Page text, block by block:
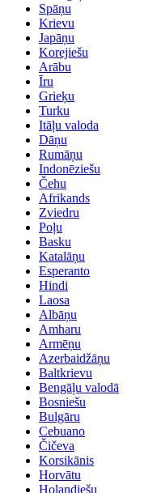
Spāņu
Krievu
Japāņu
Korejiešu
Arābu
Īru
Grieķu
Turku
Itāļu valoda
Dāņu
Rumāņu
Indonēziešu
Čehu
Afrikands
Zviedru
Poļu
Basku
Katalāņu
Esperanto
Hindi
Laosa
Albāņu
Amharu
Armēņu
Azerbaidžāņu
Baltkrievu
Bengāļu valodā
Bosniešu
Bulgāru
Cebuano
Čičeva
Korsikānis
Horvātu
Holandiešu